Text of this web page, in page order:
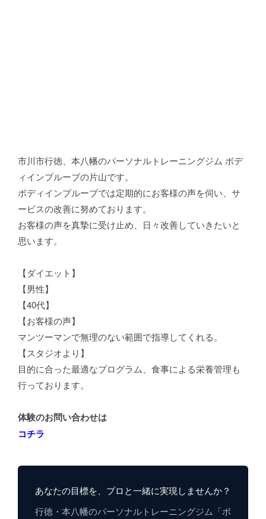
市川市行徳、本八幡のパーソナルトレーニングジム ボデ
ィインプルーブの片山です。
ボディインプルーブでは定期的にお客様の声を伺い、サ
ービスの改善に努めております。
お客様の声を真摯に受け止め、日々改善していきたいと
思います。
【ダイエット】
【男性】
【40代】
【お客様の声】
マンツーマンで無理のない範囲で指導してくれる。
【スタジオより】
目的に合った最適なプログラム、食事による栄養管理も
行っております。
体験のお問い合わせは
コチラ
あなたの目標を、プロと一緒に実現しませんか？
行徳・本八幡のパーソナルトレーニングジム「ボ